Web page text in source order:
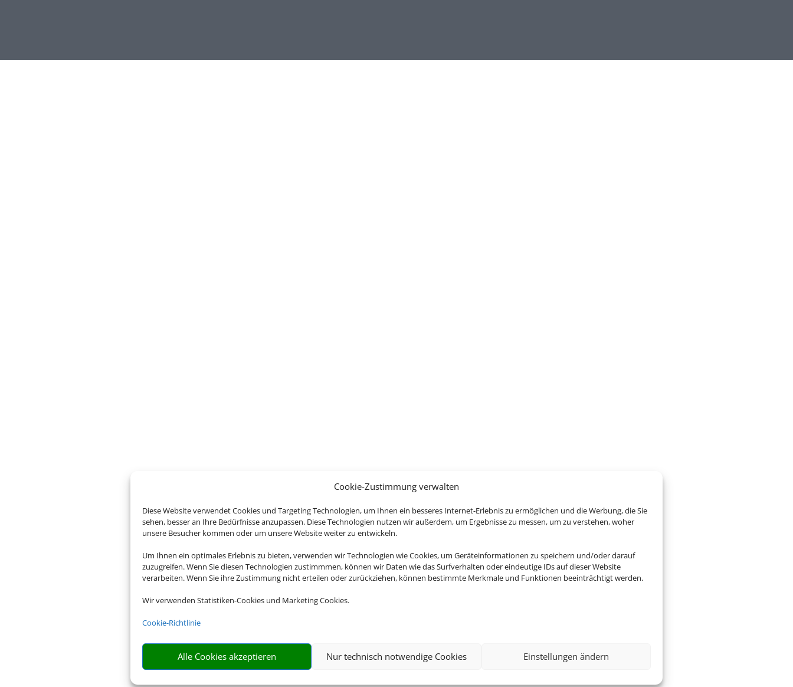
Cookie-Zustimmung verwalten
Diese Website verwendet Cookies und Targeting Technologien, um Ihnen ein besseres Internet-Erlebnis zu ermöglichen und die Werbung, die Sie
sehen, besser an Ihre Bedürfnisse anzupassen. Diese Technologien nutzen wir außerdem, um Ergebnisse zu messen, um zu verstehen, woher
unsere Besucher kommen oder um unsere Website weiter zu entwickeln.
Um Ihnen ein optimales Erlebnis zu bieten, verwenden wir Technologien wie Cookies, um Geräteinformationen zu speichern und/oder darauf
zuzugreifen. Wenn Sie diesen Technologien zustimmmen, können wir Daten wie das Surfverhalten oder eindeutige IDs auf dieser Website
verarbeiten. Wenn Sie ihre Zustimmung nicht erteilen oder zurückziehen, können bestimmte Merkmale und Funktionen beeinträchtigt werden.
Wir verwenden Statistiken-Cookies und Marketing Cookies.
Cookie-Richtlinie
Alle Cookies akzeptieren Nur technisch notwendige Cookies Einstellungen ändern